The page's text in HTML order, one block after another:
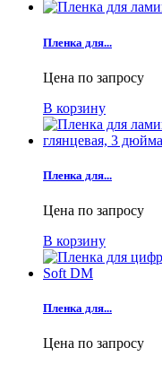
Пленка для...
Цена по запросу
В корзину
Пленка для...
Цена по запросу
В корзину
Пленка для...
Цена по запросу